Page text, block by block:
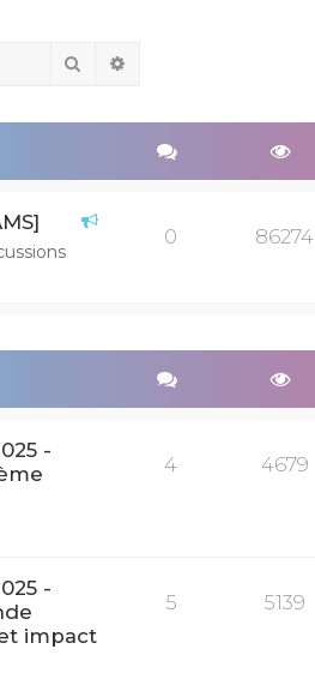
Rechercher
0 86274
-
4 4679
-
impact
5 5139